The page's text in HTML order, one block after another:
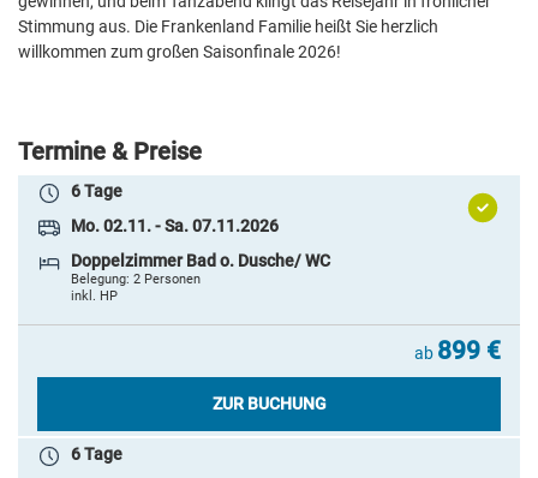
Stimmung aus. Die Frankenland Familie heißt Sie herzlich
willkommen zum großen Saisonfinale 2026!
Termine & Preise
6 Tage
Mo. 02.11. - Sa. 07.11.2026
Doppelzimmer Bad o. Dusche/ WC
Belegung: 2 Personen
inkl. HP
ab 899 €
ZUR BUCHUNG
6 Tage